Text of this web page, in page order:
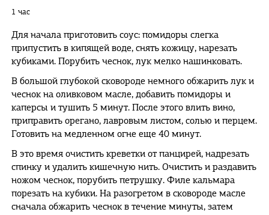
1 час
Для начала приготовить соус: помидоры слегка
припустить в кипящей воде, снять кожицу, нарезать
кубиками. Порубить чеснок, лук мелко нашинковать.
В большой глубокой сковороде немного обжарить лук и
чеснок на оливковом масле, добавить помидоры и
каперсы и тушить 5 минут. После этого влить вино,
приправить орегано, лавровым листом, солью и перцем.
Готовить на медленном огне еще 40 минут.
В это время очистить креветки от панцирей, надрезать
спинку и удалить кишечную нить. Очистить и раздавить
ножом чеснок, порубить петрушку. Филе кальмара
порезать на кубики. На разогретом в сковороде масле
сначала обжарить чеснок в течение минуты, затем